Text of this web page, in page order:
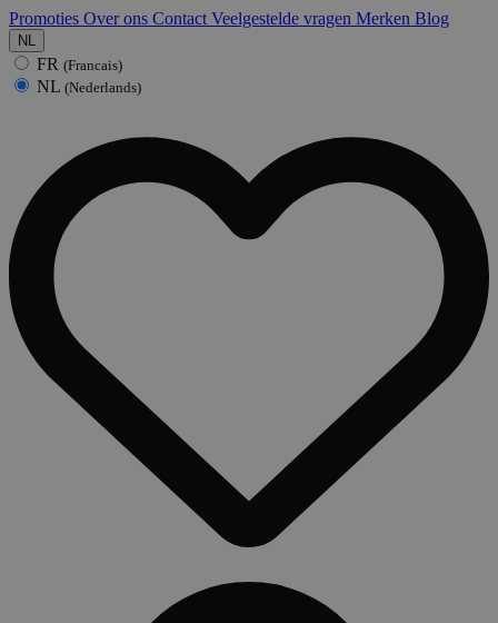
Promoties Over ons Contact Veelgestelde vragen Merken Blog
NL
FR (Francais)
NL (Nederlands)